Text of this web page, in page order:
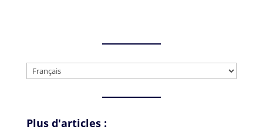
Choisir
Plus d'articles :